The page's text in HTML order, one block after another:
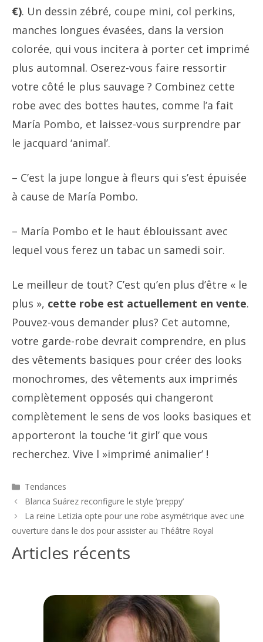
€). Un dessin zébré, coupe mini, col perkins,
manches longues évasées, dans la version
colorée, qui vous incitera à porter cet imprimé
plus automnal. Oserez-vous faire ressortir
votre côté le plus sauvage ? Combinez cette
robe avec des bottes hautes, comme l’a fait
María Pombo, et laissez-vous surprendre par
le jacquard ‘animal’.
– C’est la jupe longue à fleurs qui s’est épuisée
à cause de María Pombo.
– María Pombo et le haut éblouissant avec
lequel vous ferez un tabac un samedi soir.
Le meilleur de tout? C’est qu’en plus d’être « le
plus », cette robe est actuellement en vente.
Pouvez-vous demander plus? Cet automne,
votre garde-robe devrait comprendre, en plus
des vêtements basiques pour créer des looks
monochromes, des vêtements aux imprimés
complètement opposés qui changeront
complètement le sens de vos looks basiques et
apporteront la touche ‘it girl’ que vous
recherchez. Vive l »imprimé animalier’ !
Catégories
Tendances
Navigation
des
Blanca Suárez reconfigure le style ‘preppy’
La reine Letizia opte pour une robe asymétrique avec une
ouverture dans le dos pour assister au Théâtre Royal
Articles récents